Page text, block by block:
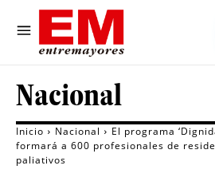
Nacional
Inicio Nacional
El programa
formará a 600 profesionales de
paliativos